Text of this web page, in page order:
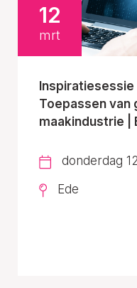
12
mrt
Toepassen van
maakindustrie |
donderdag
Ede